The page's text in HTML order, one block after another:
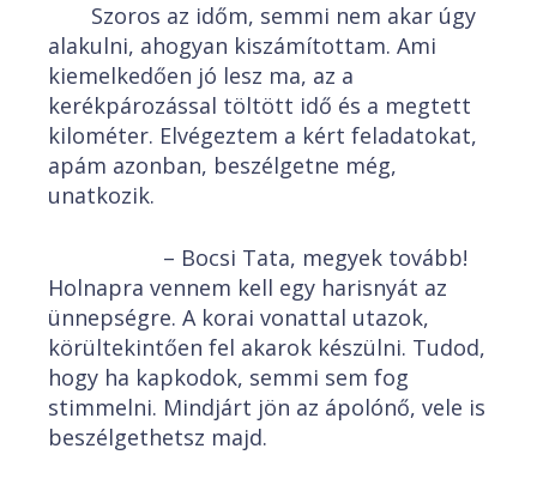
Szoros az időm, semmi nem akar úgy
alakulni, ahogyan kiszámítottam. Ami
kiemelkedően jó lesz ma, az a
kerékpározással töltött idő és a megtett
kilométer. Elvégeztem a kért feladatokat,
apám azonban, beszélgetne még,
unatkozik.
– Bocsi Tata, megyek tovább!
Holnapra vennem kell egy harisnyát az
ünnepségre. A korai vonattal utazok,
körültekintően fel akarok készülni. Tudod,
hogy ha kapkodok, semmi sem fog
stimmelni. Mindjárt jön az ápolónő, vele is
beszélgethetsz majd.